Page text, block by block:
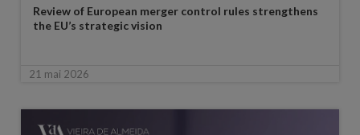
Review of European merger control rules strengthens
the EU’s strategic vision
21 mai 2026